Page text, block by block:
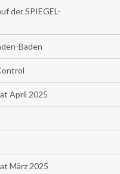
der SPIEGEL-
Baden
April 2025
März 2025